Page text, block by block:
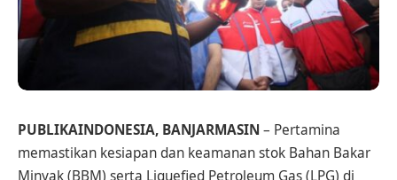
PUBLIKAINDONESIA, BANJARMASIN – Pertamina
memastikan kesiapan dan keamanan stok Bahan Bakar
Minyak (BBM) serta Liquefied Petroleum Gas (LPG) di